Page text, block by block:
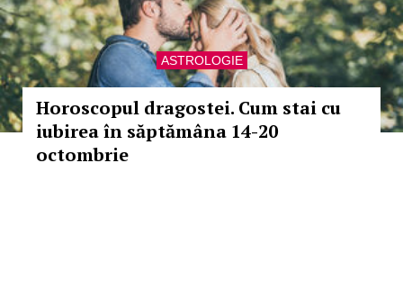
ASTROLOGIE
Horoscopul dragostei. Cum stai cu
iubirea în săptămâna 14-20
octombrie